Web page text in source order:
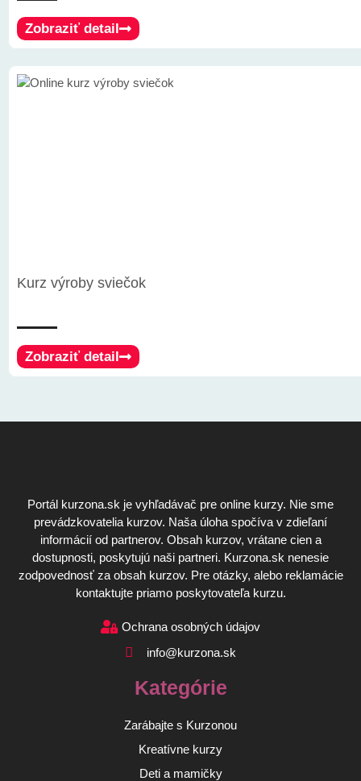
Zobraziť detail
Kurz výroby sviečok
Zobraziť detail
Portál kurzona.sk je vyhľadávač pre online kurzy. Nie sme
prevádzkovatelia kurzov. Naša úloha spočíva v zdieľaní
informácií od partnerov. Obsah kurzov, vrátane cien a
dostupnosti, poskytujú naši partneri. Kurzona.sk nenesie
zodpovednosť za obsah kurzov. Pre otázky, alebo reklamácie
kontaktujte priamo poskytovateľa kurzu.
Ochrana osobných údajov
info@kurzona.sk
Kategórie
Zarábajte s Kurzonou
Kreatívne kurzy
Deti a mamičky